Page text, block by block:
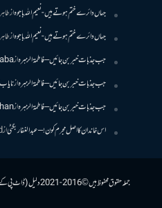
جہاں دائرے ختم ہوتے ہیں- نعیم اللہ باجوہاز
جہاں دائرے ختم ہوتے ہیں- نعیم اللہ باجوہاز
جب جذبات خبر بن جائیں – فاطمۃالزہرہاز
جب جذبات خبر بن جائیں – فاطمۃالزہرہاز
جب جذبات خبر بن جائیں – فاطمۃالزہرہاز
اس خاندان کا اصل مجرم کون! – عبدالغفار بگٹیاز
جملہ حقوق محفوظ ہیں © 2016-2021 دلیل (ڈاٹ پی کے)۔